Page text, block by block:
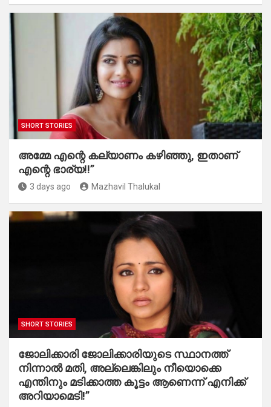
SHORT STORIES
അമ്മേ എന്റെ കല്യാണം കഴിഞ്ഞു, ഇതാണ്
എന്റെ ഭാര്യ!!”
3 days ago Mazhavil Thalukal
SHORT STORIES
ജോലിക്കാരി ജോലിക്കാരിയുടെ സ്ഥാനത്ത്
നിന്നാൽ മതി, അല്ലെങ്കിലും നീയൊക്കെ
എന്തിനും മടിക്കാത്ത കൂട്ടം ആണെന്ന് എനിക്ക്
അറിയാമെടി!”